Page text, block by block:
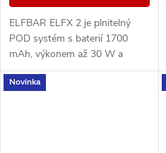
ELFBAR ELFX 2 je plnitelný
POD systém s baterií 1700
mAh, výkonem až 30 W a
podporou stylu vapování od
MTL po RDL. Nabízí režimy
Novinka